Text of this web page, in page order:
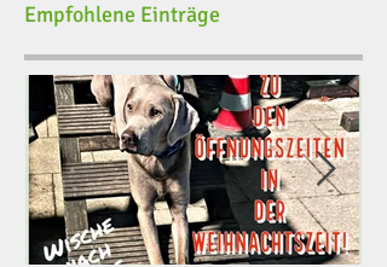
Empfohlene Einträge